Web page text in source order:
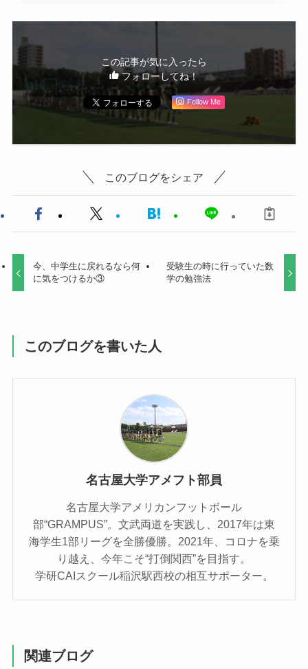
この記事が気に入ったら
フォローしてね！
Follow Me
このブログをシェア
今、中学生に戻れるなら何
に気をつけるか③
受験生の時に行っていた数
学の勉強法
このブログを書いた人
名古屋大学アメフト部員
名古屋大学アメリカンフットボール
部“GRAMPUS”。文武両道を実践し、2017年は東
海学生1部リーグを全勝優勝。2021年、コロナを乗
り越え、今年こそ“打倒関西”を目指す。
学研CAIスクール稲沢駅西校の相互サポーター。
関連ブログ